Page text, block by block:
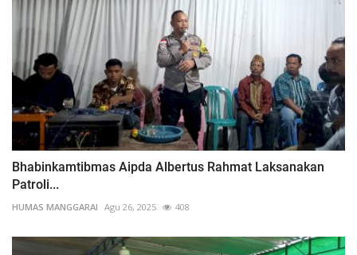
Bhabinkamtibmas Aipda Albertus Rahmat Laksanakan
Patroli...
HUMAS MANGGARAI Agu 26, 2025 408